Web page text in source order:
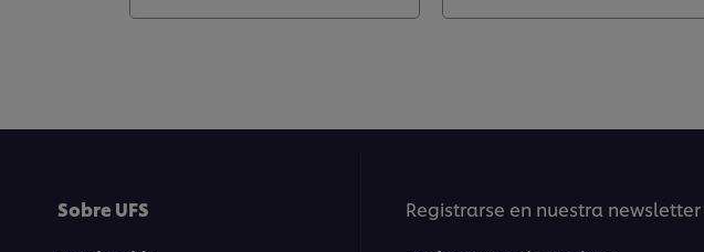
Sobre UFS
Registrarse en nuestra newsletter